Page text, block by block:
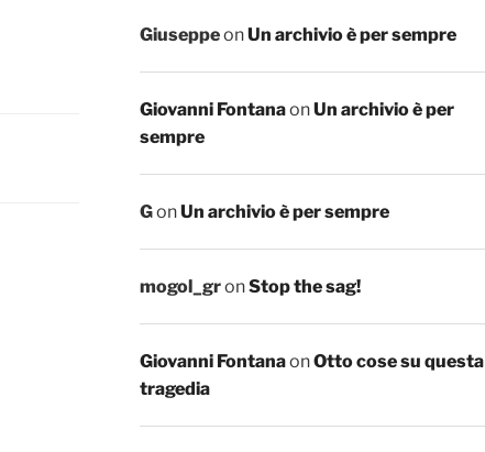
GiuseppeonUn archivio è per sempre
Giovanni FontanaonUn archivio è per
sempre
GonUn archivio è per sempre
mogol_gronStop the sag!
Giovanni FontanaonOtto cose su questa
tragedia